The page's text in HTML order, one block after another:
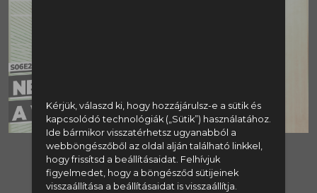
Kérjük, válaszd ki, hogy hozzájárulsz-e a sütik és
kapcsolódó technológiák („Sütik”) használatához.
Ide bármikor visszatérhetsz ugyanabból a
webböngészőből az oldal alján található linkkel,
hogy frissítsd a beállításaidat. Felhívjuk
figyelmedet, hogy a böngésződ sütijeinek
visszaállítása a beállításaidat is visszaállítja.
A tartalom megtekintéséhez
regisztrálj: